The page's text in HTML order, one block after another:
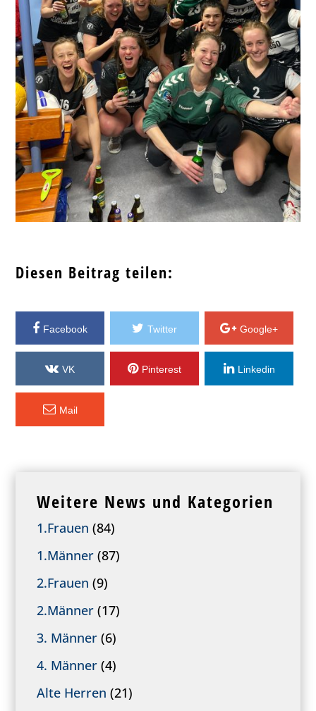
Diesen Beitrag teilen:
Facebook Twitter Google+
VK Pinterest Linkedin
Mail
Weitere News und Kategorien
1.Frauen (84)
1.Männer (87)
2.Frauen (9)
2.Männer (17)
3. Männer (6)
4. Männer (4)
Alte Herren (21)